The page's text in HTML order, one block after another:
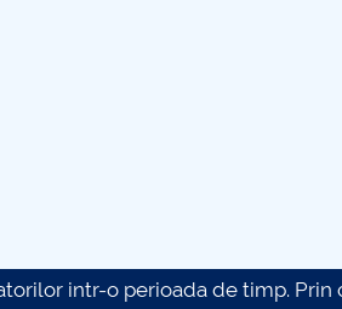
intr-o perioada de timp.